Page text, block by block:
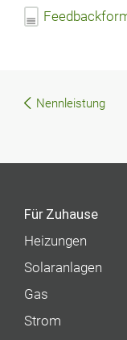
Nennleistung
Für Zuhause
Heizungen
Solaranlagen
Gas
Strom